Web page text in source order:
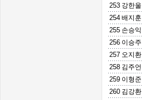
253 강한울
254 배지훈
255 손승익
256 이승주
257 오지환
258 김주언
259 이형준
260 김강환